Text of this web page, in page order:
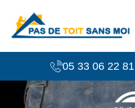
05 33 06 22 81